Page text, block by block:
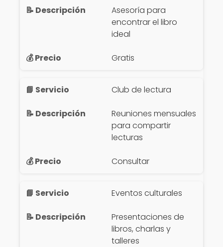
Asesoría para
encontrar el libro
ideal
Gratis
Club de lectura
Reuniones mensuales
para compartir
lecturas
Consultar
Eventos culturales
Presentaciones de
libros, charlas y
talleres